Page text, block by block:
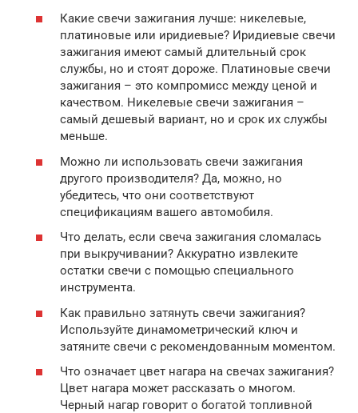
Какие свечи зажигания лучше: никелевые,
платиновые или иридиевые? Иридиевые свечи
зажигания имеют самый длительный срок
службы, но и стоят дороже. Платиновые свечи
зажигания – это компромисс между ценой и
качеством. Никелевые свечи зажигания –
самый дешевый вариант, но и срок их службы
меньше.
Можно ли использовать свечи зажигания
другого производителя? Да, можно, но
убедитесь, что они соответствуют
спецификациям вашего автомобиля.
Что делать, если свеча зажигания сломалась
при выкручивании? Аккуратно извлеките
остатки свечи с помощью специального
инструмента.
Как правильно затянуть свечи зажигания?
Используйте динамометрический ключ и
затяните свечи с рекомендованным моментом.
Что означает цвет нагара на свечах зажигания?
Цвет нагара может рассказать о многом.
Черный нагар говорит о богатой топливной